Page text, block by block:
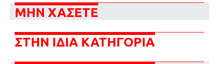
ΜΗΝ ΧΑΣΕΤΕ
ΣΤΗΝ ΙΔΙΑ ΚΑΤΗΓΟΡΙΑ